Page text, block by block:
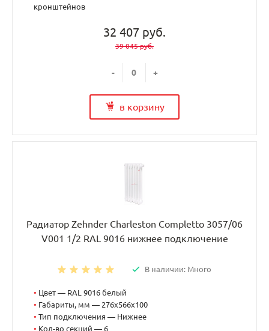
кронштейнов
32 407 руб.
39 045 руб.
- +
в корзину
Радиатор Zehnder Charleston Completto 3057/06
V001 1/2 RAL 9016 нижнее подключение
В наличии: Много
• Цвет — RAL 9016 белый
• Габариты, мм — 276x566x100
• Тип подключения — Нижнее
• Кол-во секций — 6